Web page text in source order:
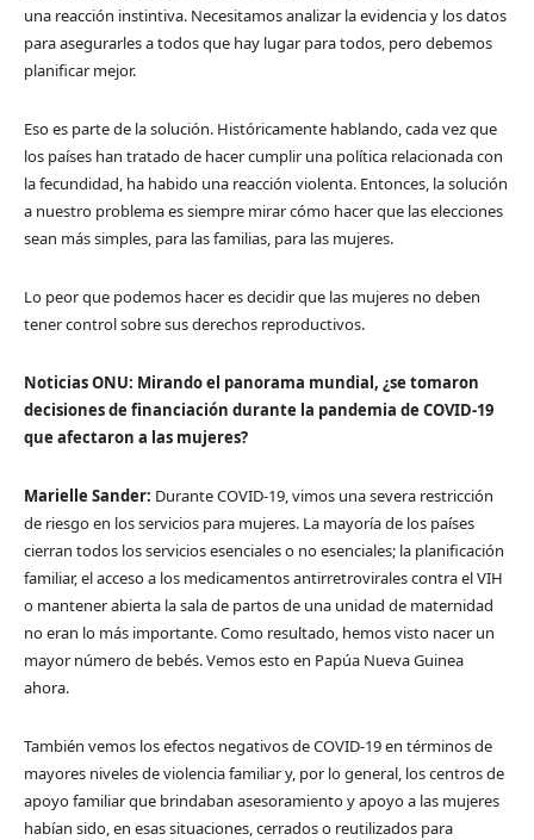
una reacción instintiva. Necesitamos analizar la evidencia y los datos
para asegurarles a todos que hay lugar para todos, pero debemos
planificar mejor.
Eso es parte de la solución. Históricamente hablando, cada vez que
los países han tratado de hacer cumplir una política relacionada con
la fecundidad, ha habido una reacción violenta. Entonces, la solución
a nuestro problema es siempre mirar cómo hacer que las elecciones
sean más simples, para las familias, para las mujeres.
Lo peor que podemos hacer es decidir que las mujeres no deben
tener control sobre sus derechos reproductivos.
Noticias ONU: Mirando el panorama mundial, ¿se tomaron
decisiones de financiación durante la pandemia de COVID-19
que afectaron a las mujeres?
Marielle Sander: Durante COVID-19, vimos una severa restricción
de riesgo en los servicios para mujeres. La mayoría de los países
cierran todos los servicios esenciales o no esenciales; la planificación
familiar, el acceso a los medicamentos antirretrovirales contra el VIH
o mantener abierta la sala de partos de una unidad de maternidad
no eran lo más importante. Como resultado, hemos visto nacer un
mayor número de bebés. Vemos esto en Papúa Nueva Guinea
ahora.
También vemos los efectos negativos de COVID-19 en términos de
mayores niveles de violencia familiar y, por lo general, los centros de
apoyo familiar que brindaban asesoramiento y apoyo a las mujeres
habían sido, en esas situaciones, cerrados o reutilizados para